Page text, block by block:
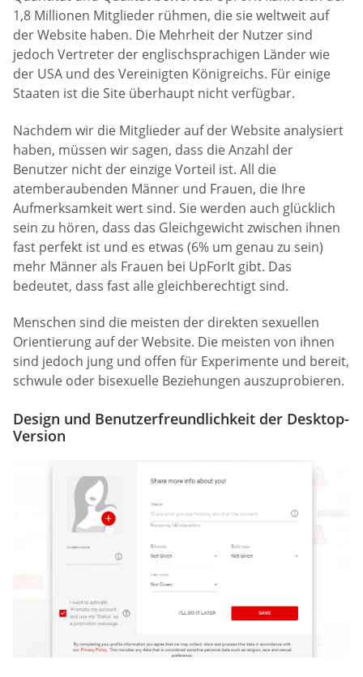
1,8 Millionen Mitglieder rühmen, die sie weltweit auf
der Website haben. Die Mehrheit der Nutzer sind
jedoch Vertreter der englischsprachigen Länder wie
der USA und des Vereinigten Königreichs. Für einige
Staaten ist die Site überhaupt nicht verfügbar.
Nachdem wir die Mitglieder auf der Website analysiert
haben, müssen wir sagen, dass die Anzahl der
Benutzer nicht der einzige Vorteil ist. All die
atemberaubenden Männer und Frauen, die Ihre
Aufmerksamkeit wert sind. Sie werden auch glücklich
sein zu hören, dass das Gleichgewicht zwischen ihnen
fast perfekt ist und es etwas (6% um genau zu sein)
mehr Männer als Frauen bei UpForIt gibt. Das
bedeutet, dass fast alle gleichberechtigt sind.
Menschen sind die meisten der direkten sexuellen
Orientierung auf der Website. Die meisten von ihnen
sind jedoch jung und offen für Experimente und bereit,
schwule oder bisexuelle Beziehungen auszuprobieren.
Design und Benutzerfreundlichkeit der Desktop-
Version